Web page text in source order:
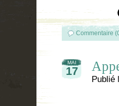
Commentaire
MAI
17
Publié